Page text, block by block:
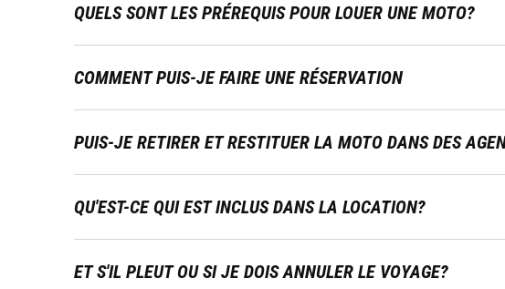
QUELS SONT LES PRÉREQUIS POUR LOUER UNE MOTO?
COMMENT PUIS-JE FAIRE UNE RÉSERVATION
PUIS-JE RETIRER ET RESTITUER LA MOTO DANS DES
QU'EST-CE QUI EST INCLUS DANS LA LOCATION?
ET S'IL PLEUT OU SI JE DOIS ANNULER LE VOYAGE?